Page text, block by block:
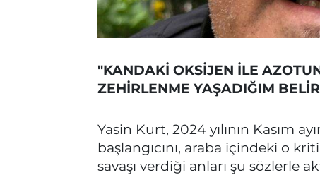
"KANDAKİ OKSİJEN İLE
ZEHİRLENME YAŞADIĞIM
Yasin Kurt, 2024 yılının Kasım
başlangıcını, araba içindeki o
savaşı verdiği anları şu sözlerle